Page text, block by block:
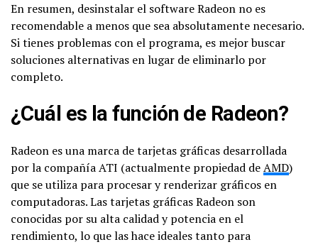
En resumen, desinstalar el software Radeon no es
recomendable a menos que sea absolutamente necesario.
Si tienes problemas con el programa, es mejor buscar
soluciones alternativas en lugar de eliminarlo por
completo.
¿Cuál es la función de Radeon?
Radeon es una marca de tarjetas gráficas desarrollada
por la compañía ATI (actualmente propiedad deAMD)
que se utiliza para procesar y renderizar gráficos en
computadoras. Las tarjetas gráficas Radeon son
conocidas por su alta calidad y potencia en el
rendimiento, lo que las hace ideales tanto para